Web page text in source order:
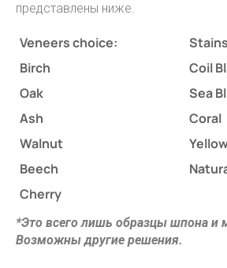
представлены ниже.
Veneers choice:
Birch
Coil
Oak
Sea
Ash
Coral
Walnut
Beech
Cherry
*Это всего лишь образцы шпона и
Возможны другие решения.